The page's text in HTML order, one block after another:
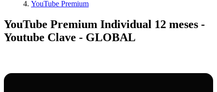
YouTube Premium
YouTube Premium Individual 12 meses -
Youtube Clave - GLOBAL